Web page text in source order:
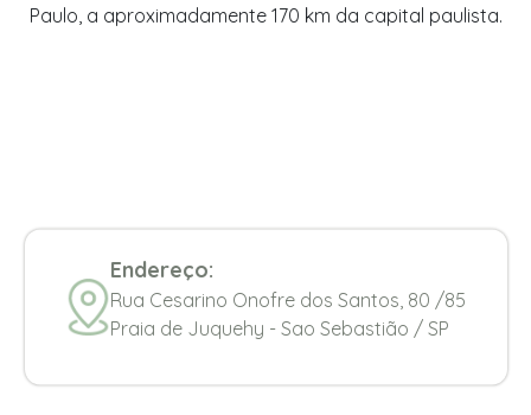
Paulo, a aproximadamente 170 km da capital paulista.
Endereço:
Rua Cesarino Onofre dos Santos, 80 /85
Praia de Juquehy - Sao Sebastião / SP